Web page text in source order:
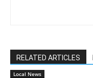
RELATED ARTICLES
Local News